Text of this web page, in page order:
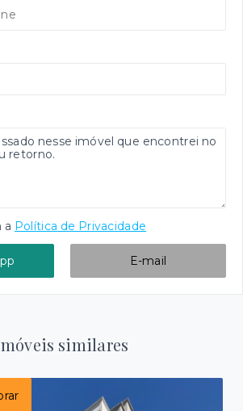
a Política de Privacidade
E-mail
similares